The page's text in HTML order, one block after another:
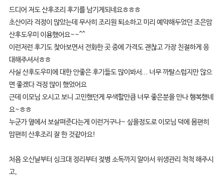
드디어 저도 산후조리 후기를 남기게되네요ㅎㅎㅎ
초산이라 걱정이 많았는데 무사히 조리원 퇴소하고 미리 예약해두었던 조은맘
산후도우미 이용했어요~~^^
이런저런 후기도 찾아보면서 전화한 곳 중에 가격도 괜찮고 가장 친절하게 응
대해주셔서ㅎㅎ
사실 산후도우미에 대한 안좋은 후기들도 많이봐서... 너무 까탈스럽지만 않으
면 좋겠다 걱정 많이 했었어요
근데 이모님 오시고 보니 고민했던게 무색할만큼 너무 좋은분을 만나 행복했네
요~ㅎㅎ
누군가 옆에서 보살펴준다는게 이런거구나~ 싶을정도로 이모님 덕에 몸편히
맘편히 산후조리 잘 한 것같아요!
처음 오신날부터 싱크대 정리부터 젖병 소독까지 알아서 위생관리 척척 해주시
고,